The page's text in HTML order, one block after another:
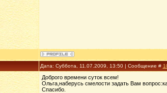
Дата: Суббота, 11.07.2009, 13:50 | Сообщение #
Доброго времени суток всем!
Ольга,наберусь смелости задать Вам
Спасибо.